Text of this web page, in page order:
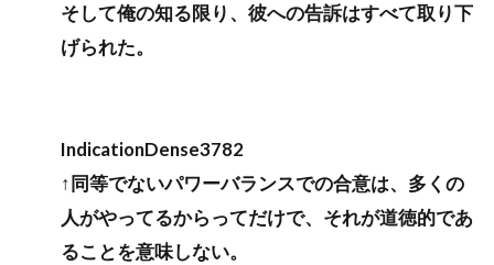
そして俺の知る限り、彼への告訴はすべて取り下
げられた。
IndicationDense3782
↑同等でないパワーバランスでの合意は、多くの
人がやってるからってだけで、それが道徳的であ
ることを意味しない。